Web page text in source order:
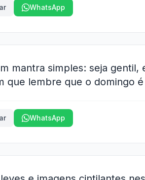
WhatsApp
mantra simples: seja gentil,
que lembre que o domingo
WhatsApp